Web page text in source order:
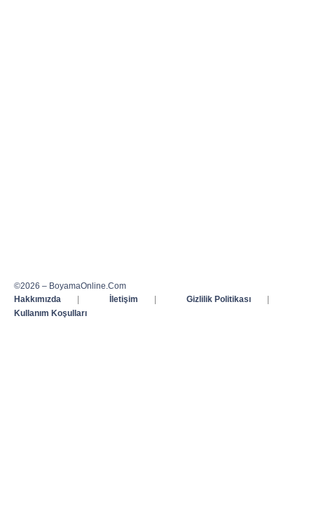
©2026 – BoyamaOnline.Com
Hakkımızda
| İletişim | Gizlilik Politikası
|
Kullanım Koşulları